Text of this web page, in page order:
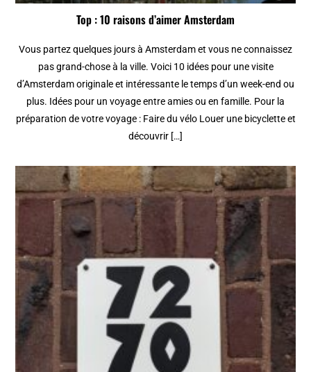
Top : 10 raisons d’aimer Amsterdam
Vous partez quelques jours à Amsterdam et vous ne connaissez
pas grand-chose à la ville. Voici 10 idées pour une visite
d’Amsterdam originale et intéressante le temps d’un week-end ou
plus. Idées pour un voyage entre amies ou en famille. Pour la
préparation de votre voyage : Faire du vélo Louer une bicyclette et
découvrir […]